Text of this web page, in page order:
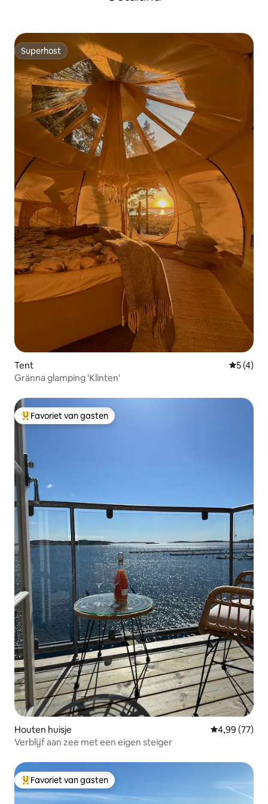
Superhost
Superhost
Tent
5 (4)
Gränna glamping 'Klinten'
Topfavoriet van gasten
Favoriet van gasten
Houten huisje Gemiddelde
4,99 (77)
Verblijf aan zee met een eigen steiger
Topfavoriet van gasten
Favoriet van gasten